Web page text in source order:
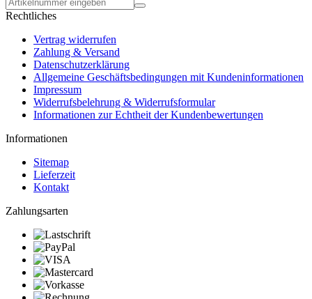
Rechtliches
Vertrag widerrufen
Zahlung & Versand
Datenschutzerklärung
Allgemeine Geschäftsbedingungen mit Kundeninformationen
Impressum
Widerrufsbelehrung & Widerrufsformular
Informationen zur Echtheit der Kundenbewertungen
Informationen
Sitemap
Lieferzeit
Kontakt
Zahlungsarten